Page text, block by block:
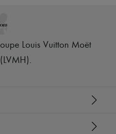
Louis Vuitton Moët
.